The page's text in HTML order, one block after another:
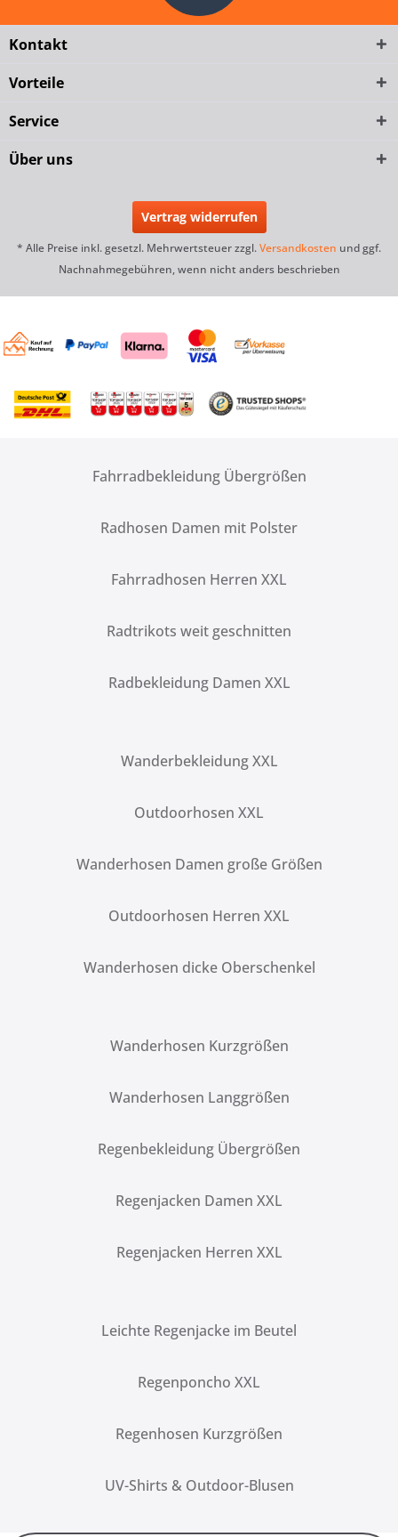
Kontakt
Vorteile
Service
Über uns
Vertrag widerrufen
* Alle Preise inkl. gesetzl. Mehrwertsteuer zzgl.Versandkosten und ggf.
Nachnahmegebühren, wenn nicht anders beschrieben
Fahrradbekleidung Übergrößen
Radhosen Damen mit Polster
Fahrradhosen Herren XXL
Radtrikots weit geschnitten
Radbekleidung Damen XXL
Wanderbekleidung XXL
Outdoorhosen XXL
Wanderhosen Damen große Größen
Outdoorhosen Herren XXL
Wanderhosen dicke Oberschenkel
Wanderhosen Kurzgrößen
Wanderhosen Langgrößen
Regenbekleidung Übergrößen
Regenjacken Damen XXL
Regenjacken Herren XXL
Leichte Regenjacke im Beutel
Regenponcho XXL
Regenhosen Kurzgrößen
UV-Shirts & Outdoor-Blusen